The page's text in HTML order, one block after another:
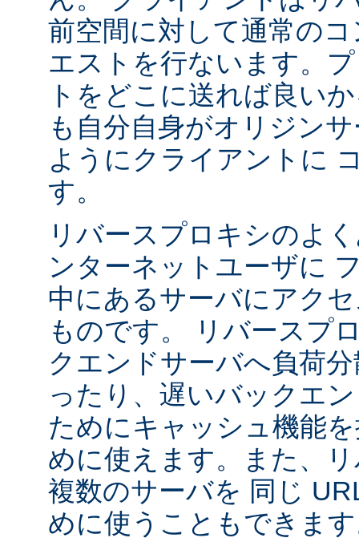
前空間に対して通常の
エストを行ないます。
トをどこに送れば良い
も自分自身がオリジン
ようにクライアントに
す。
リバースプロキシのよ
ンターネットユーザに
中にあるサーバにアク
ものです。 リバースプ
クエンドサーバへ負荷
ったり、遅いバックエ
ためにキャッシュ機能
めに使えます。また、
複数のサーバを 同じ
めに使うこともできま